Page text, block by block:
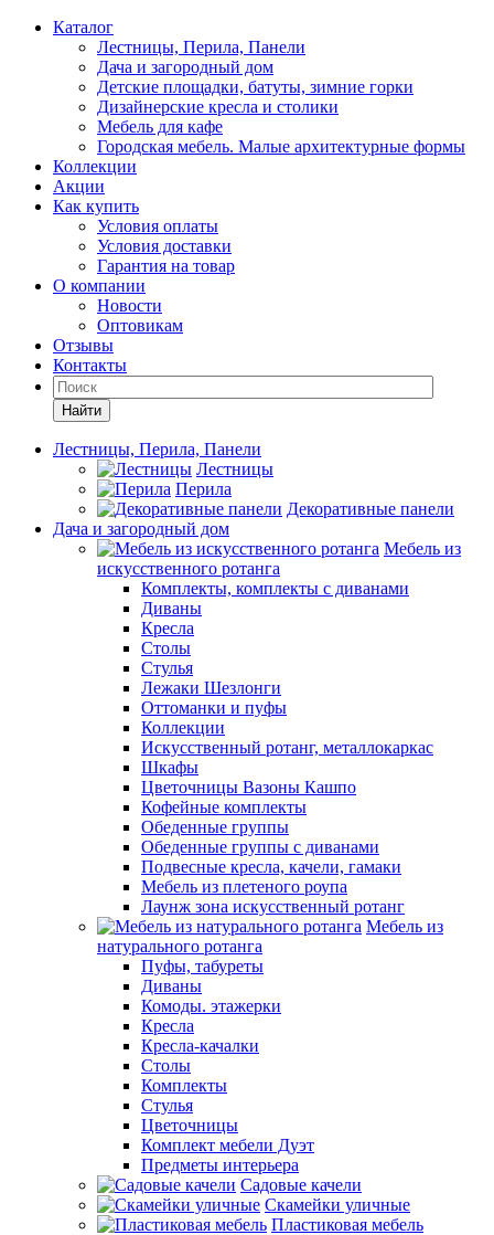
Каталог
Лестницы, Перила, Панели
Дача и загородный дом
Детские площадки, батуты, зимние горки
Дизайнерские кресла и столики
Мебель для кафе
Городская мебель. Малые архитектурные формы
Коллекции
Акции
Как купить
Условия оплаты
Условия доставки
Гарантия на товар
О компании
Новости
Оптовикам
Отзывы
Контакты
Найти
Лестницы, Перила, Панели
Лестницы
Перила
Декоративные панели
Дача и загородный дом
Мебель из
искусственного ротанга
Комплекты, комплекты с диванами
Диваны
Кресла
Столы
Стулья
Лежаки Шезлонги
Оттоманки и пуфы
Коллекции
Искусственный ротанг, металлокаркас
Шкафы
Цветочницы Вазоны Кашпо
Кофейные комплекты
Обеденные группы
Обеденные группы с диванами
Подвесные кресла, качели, гамаки
Мебель из плетеного роупа
Лаунж зона искусственный ротанг
Мебель из
натурального ротанга
Пуфы, табуреты
Диваны
Комоды. этажерки
Кресла
Кресла-качалки
Столы
Комплекты
Стулья
Цветочницы
Комплект мебели Дуэт
Предметы интерьера
Садовые качели
Скамейки уличные
Пластиковая мебель